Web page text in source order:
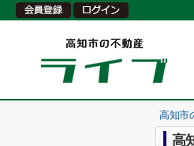
高知市
高